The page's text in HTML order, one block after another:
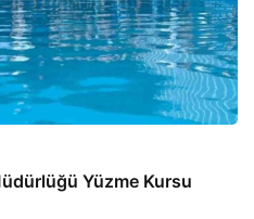
Yüzme Kursu